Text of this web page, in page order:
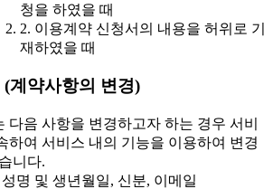
청을 하였을 때
2. 이용계약 신청서의 내용을 허위로 기
재하였을 때
(계약사항의 변경)
다음 사항을 변경하고자 하는 경우 서비
하여 서비스 내의 기능을 이용하여 변경
니다.
명 및 생년월일, 신분, 이메일